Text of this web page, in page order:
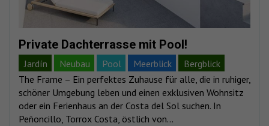
Private Dachterrasse mit Pool!
Jardín Neubau Pool Meerblick
Bergblick
The Frame – Ein perfektes Zuhause für alle, die in ruhiger,
schöner Umgebung leben und einen exklusiven Wohnsitz
oder ein Ferienhaus an der Costa del Sol suchen. In
Peñoncillo, Torrox Costa, östlich von...